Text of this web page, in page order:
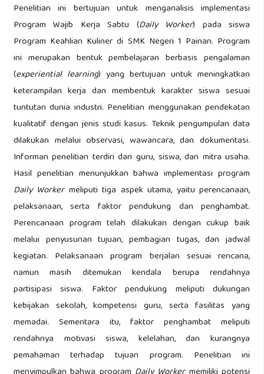
Penelitian ini bertujuan untuk menganalisis implementasi
Program Wajib Kerja Sabtu (Daily Worker) pada siswa
Program Keahlian Kuliner di SMK Negeri 1 Painan. Program
ini merupakan bentuk pembelajaran berbasis pengalaman
(experiential learning) yang bertujuan untuk meningkatkan
keterampilan kerja dan membentuk karakter siswa sesuai
tuntutan dunia industri. Penelitian menggunakan pendekatan
kualitatif dengan jenis studi kasus. Teknik pengumpulan data
dilakukan melalui observasi, wawancara, dan dokumentasi.
Informan penelitian terdiri dari guru, siswa, dan mitra usaha.
Hasil penelitian menunjukkan bahwa implementasi program
Daily Workermeliputi tiga aspek utama, yaitu perencanaan,
pelaksanaan, serta faktor pendukung dan penghambat.
Perencanaan program telah dilakukan dengan cukup baik
melalui penyusunan tujuan, pembagian tugas, dan jadwal
kegiatan. Pelaksanaan program berjalan sesuai rencana,
namun masih ditemukan kendala berupa rendahnya
partisipasi siswa. Faktor pendukung meliputi dukungan
kebijakan sekolah, kompetensi guru, serta fasilitas yang
memadai. Sementara itu, faktor penghambat meliputi
rendahnya motivasi siswa, kelelahan, dan kurangnya
pemahaman terhadap tujuan program. Penelitian ini